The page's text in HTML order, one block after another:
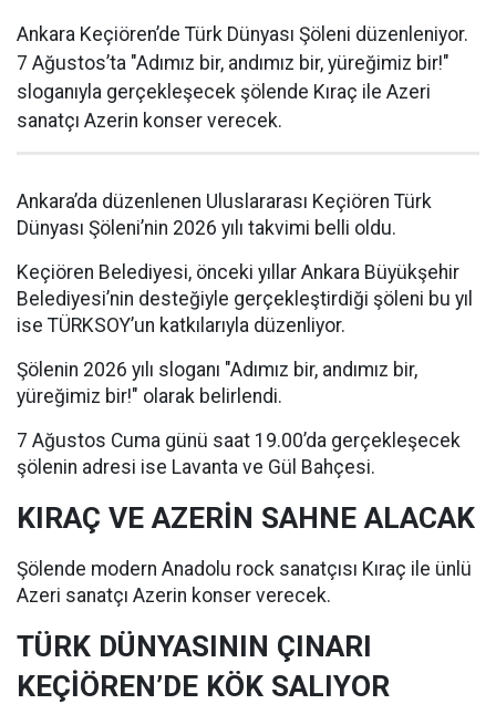
Ankara Keçiören’de Türk Dünyası Şöleni düzenleniyor.
7 Ağustos’ta "Adımız bir, andımız bir, yüreğimiz bir!"
sloganıyla gerçekleşecek şölende Kıraç ile Azeri
sanatçı Azerin konser verecek.
Ankara’da düzenlenen Uluslararası Keçiören Türk
Dünyası Şöleni’nin 2026 yılı takvimi belli oldu.
Keçiören Belediyesi, önceki yıllar Ankara Büyükşehir
Belediyesi’nin desteğiyle gerçekleştirdiği şöleni bu yıl
ise TÜRKSOY’un katkılarıyla düzenliyor.
Şölenin 2026 yılı sloganı "Adımız bir, andımız bir,
yüreğimiz bir!" olarak belirlendi.
7 Ağustos Cuma günü saat 19.00’da gerçekleşecek
şölenin adresi ise Lavanta ve Gül Bahçesi.
KIRAÇ VE AZERİN SAHNE ALACAK
Şölende modern Anadolu rock sanatçısı Kıraç ile ünlü
Azeri sanatçı Azerin konser verecek.
TÜRK DÜNYASININ ÇINARI
KEÇİÖREN’DE KÖK SALIYOR